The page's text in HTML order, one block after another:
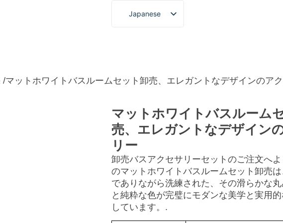
Japanese
English
Spanish
Arabic
Korean
/マットホワイトバスルームセット卸売、エレガントなデザインのア
マットホワイトバスルーム
売、エレガントなデザイン
リー
卸売バスアクセサリーセットのご注文へ
のマットホワイトバスルームセット卸売
でありながら洗練された、その滑らかな
と純粋な色が完璧にモダンな美学と実用
しています。.